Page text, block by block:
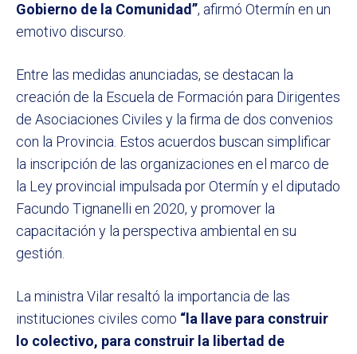
Gobierno de la Comunidad”, afirmó Otermín en un
emotivo discurso.
Entre las medidas anunciadas, se destacan la
creación de la Escuela de Formación para Dirigentes
de Asociaciones Civiles y la firma de dos convenios
con la Provincia. Estos acuerdos buscan simplificar
la inscripción de las organizaciones en el marco de
la Ley provincial impulsada por Otermín y el diputado
Facundo Tignanelli en 2020, y promover la
capacitación y la perspectiva ambiental en su
gestión.
La ministra Vilar resaltó la importancia de las
instituciones civiles como “la llave para construir
lo colectivo, para construir la libertad de